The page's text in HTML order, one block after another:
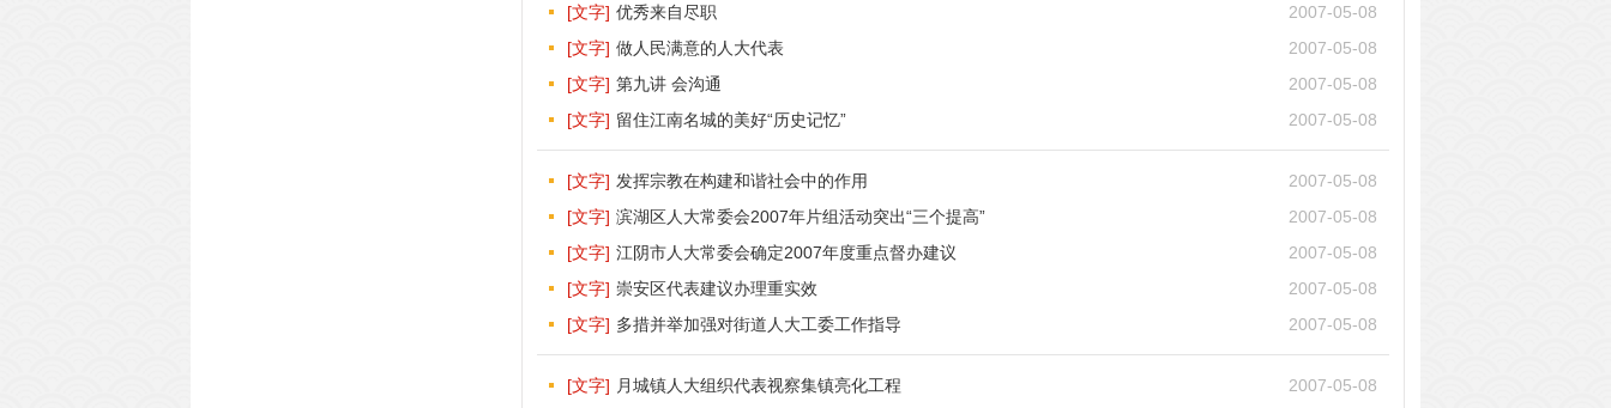
2007-05-08
[文字] 优秀来自尽职
2007-05-08
[文字] 做人民满意的人大代表
2007-05-08
[文字] 第九讲 会沟通
2007-05-08
[文字] 留住江南名城的美好“历史记忆”
2007-05-08
[文字] 发挥宗教在构建和谐社会中的作用
2007-05-08
[文字] 滨湖区人大常委会2007年片组活动突出“三个提高”
2007-05-08
[文字] 江阴市人大常委会确定2007年度重点督办建议
2007-05-08
[文字] 崇安区代表建议办理重实效
2007-05-08
[文字] 多措并举加强对街道人大工委工作指导
2007-05-08
[文字] 月城镇人大组织代表视察集镇亮化工程